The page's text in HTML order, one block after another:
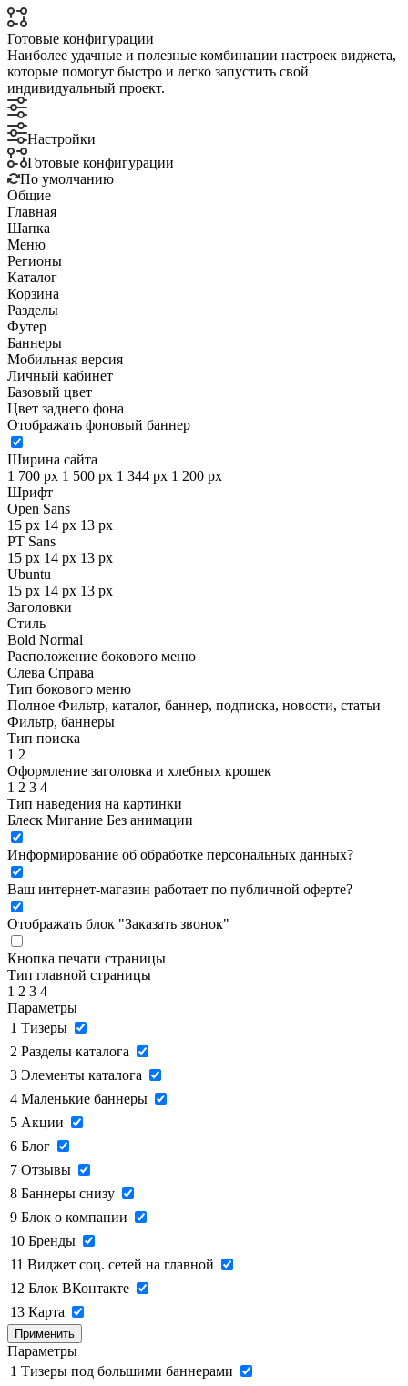
Готовые конфигурации
Наиболее удачные и полезные комбинации настроек виджета,
которые помогут быстро и легко запустить свой
индивидуальный проект.
Настройки
Готовые конфигурации
По умолчанию
Общие
Главная
Шапка
Меню
Регионы
Каталог
Корзина
Разделы
Футер
Баннеры
Мобильная версия
Личный кабинет
Базовый цвет
Цвет заднего фона
Отображать фоновый баннер
Ширина сайта
1 700 px 1 500 px 1 344 px 1 200 px
Шрифт
Open Sans
15 px 14 px 13 px
PT Sans
15 px 14 px 13 px
Ubuntu
15 px 14 px 13 px
Заголовки
Стиль
Bold Normal
Расположение бокового меню
Слева Справа
Тип бокового меню
Полное Фильтр, каталог, баннер, подписка, новости, статьи
Фильтр, баннеры
Тип поиска
1 2
Оформление заголовка и хлебных крошек
1 2 3 4
Тип наведения на картинки
Блеск Мигание Без анимации
Информирование об обработке персональных данных?
Ваш интернет-магазин работает по публичной оферте?
Отображать блок "Заказать звонок"
Кнопка печати страницы
Тип главной страницы
1 2 3 4
Параметры
1 Тизеры
2 Разделы каталога
3 Элементы каталога
4 Маленькие баннеры
5 Акции
6 Блог
7 Отзывы
8 Баннеры снизу
9 Блок о компании
10 Бренды
11 Виджет соц. сетей на главной
12 Блок ВКонтакте
13 Карта
Применить
Параметры
1 Тизеры под большими баннерами